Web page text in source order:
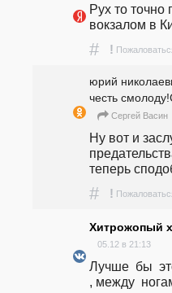
Рух то
вокзалом в
# !
юрий
честь
Сергей Васин
Ну вот и
теперь
# !
Хитрожопый
05.12 в 21:13
Лучше  бы
, между